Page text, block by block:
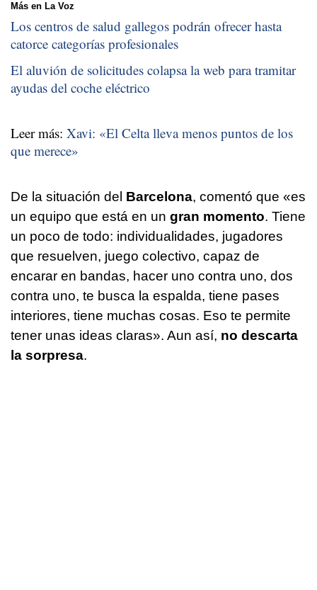
Más en La Voz
Los centros de salud gallegos podrán ofrecer hasta
catorce categorías profesionales
El aluvión de solicitudes colapsa la web para tramitar
ayudas del coche eléctrico
Leer más: Xavi: «El Celta lleva menos puntos de los
que merece»
De la situación del Barcelona, comentó que «es
un equipo que está en un gran momento. Tiene
un poco de todo: individualidades, jugadores
que resuelven, juego colectivo, capaz de
encarar en bandas, hacer uno contra uno, dos
contra uno, te busca la espalda, tiene pases
interiores, tiene muchas cosas. Eso te permite
tener unas ideas claras». Aun así, no descarta
la sorpresa.